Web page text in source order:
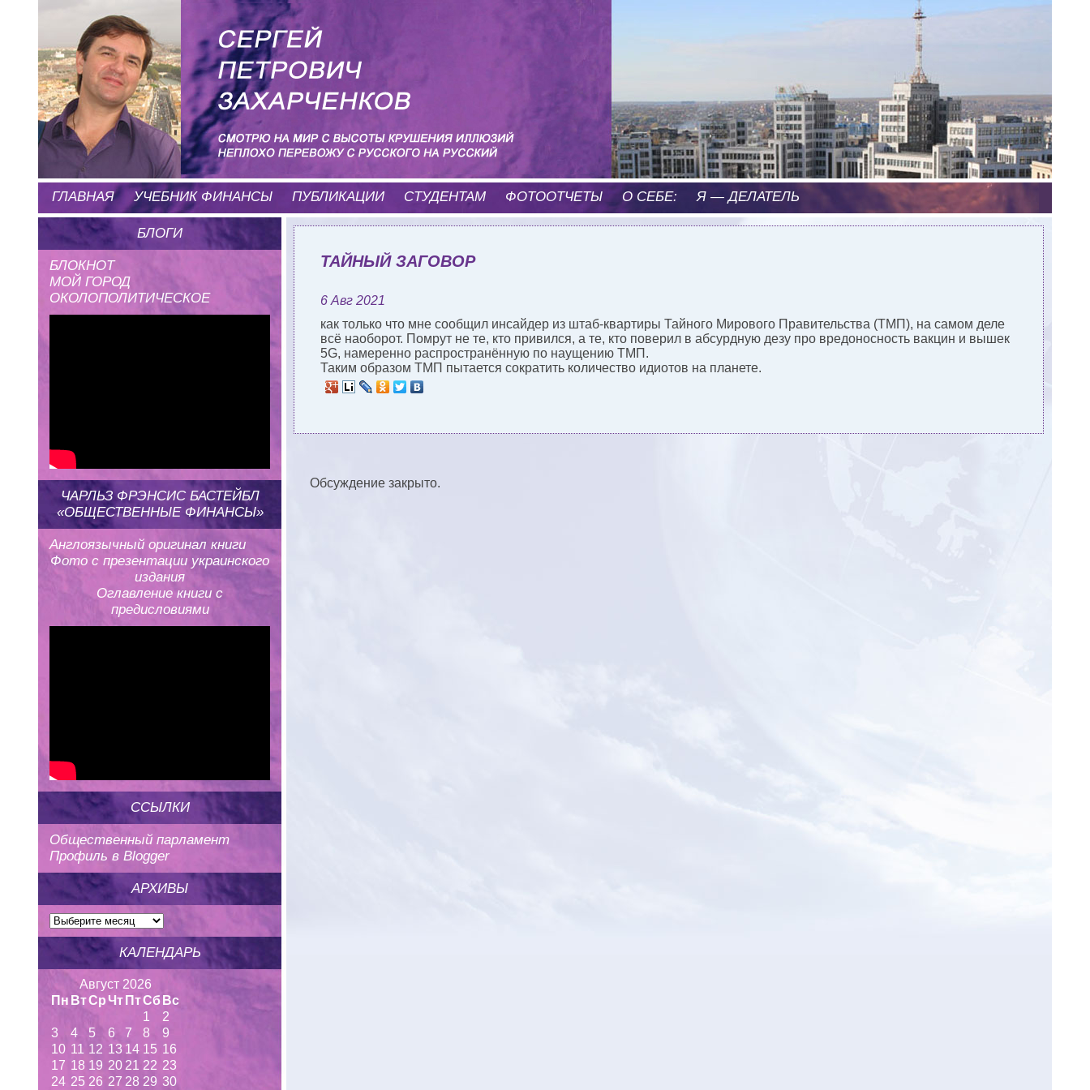
ГЛАВНАЯ УЧЕБНИК ФИНАНСЫ ПУБЛИКАЦИИ CТУДЕНТАМ ФОТООТЧЕТЫ О СЕБЕ: Я — ДЕЛАТЕЛЬ
БЛОГИ
БЛОКНОТ
МОЙ ГОРОД
ОКОЛОПОЛИТИЧЕСКОЕ
ЧАРЛЬЗ ФРЭНСИС БАСТЕЙБЛ
«ОБЩЕСТВЕННЫЕ ФИНАНСЫ»
Англоязычный оригинал книги
Фото с презентации украинского
издания
Оглавление книги с
предисловиями
ССЫЛКИ
Общественный парламент
Профиль в Blogger
АРХИВЫ
КАЛЕНДАРЬ
Август 2026
Пн ВтСрЧт ПтСб Вс
1
2
3
4 5 6 7 8
9
10 11 12 13 14 15 16
17 18 19 20 21 22 23
24 25 26 27 28 29 30
ТАЙНЫЙ ЗАГОВОР
6 Авг 2021
как только что мне сообщил инсайдер из штаб-квартиры Тайного Мирового Правительства (ТМП), на самом деле
всё наоборот. Помрут не те, кто привился, а те, кто поверил в абсурдную дезу про вредоносность вакцин и вышек
5G, намеренно распространённую по наущению ТМП.
Таким образом ТМП пытается сократить количество идиотов на планете.
Обсуждение закрыто.